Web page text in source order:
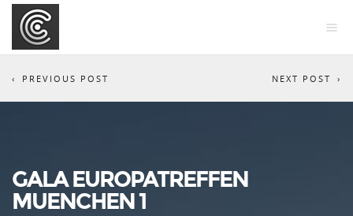
NEXT POST
PREVIOUS POST
GALA EUROPATREFFEN
MUENCHEN 1